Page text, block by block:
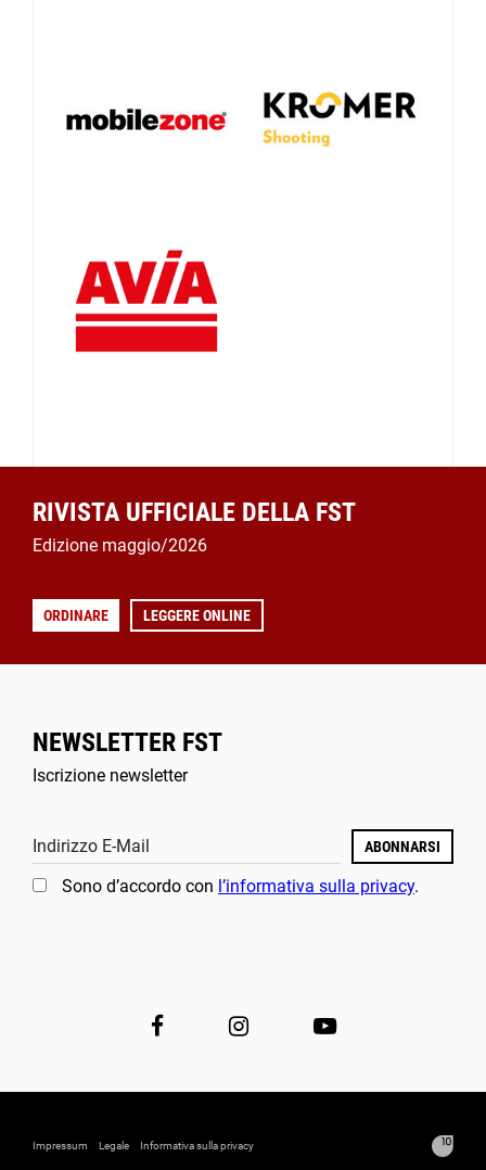
RIVISTA UFFICIALE DELLA FST
Edizione maggio/2026
ORDINARE LEGGERE ONLINE
NEWSLETTER FST
Iscrizione newsletter
Indirizzo E-Mail ABONNARSI
Sono d’accordo con l’informativa sulla privacy.
Impressum Legale Informativa sulla privacy